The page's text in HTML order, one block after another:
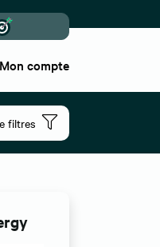
Mon compte
filtres